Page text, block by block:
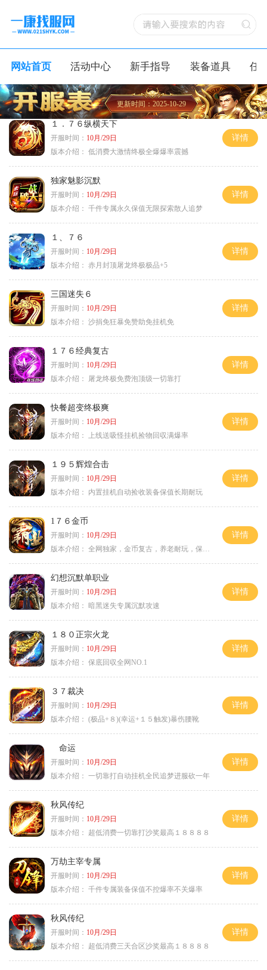
网站首页 活动中心 新手指导 装备道具 任
更新时间：2025-10-29
１．７６纵横天下
开服时间： 10月/29日
版本介绍： 低消费大激情终极全爆爆率震撼
详情
独家魅影沉默
开服时间： 10月/29日
版本介绍： 千件专属永久保值无限探索散人追梦
详情
１、７６
开服时间： 10月/29日
版本介绍： 赤月封顶屠龙终极极品+5
详情
三国迷失６
开服时间： 10月/29日
版本介绍： 沙捐免狂暴免赞助免挂机免
详情
１７６经典复古
开服时间： 10月/29日
版本介绍：
屠龙终极免费泡顶级一切靠打
详情
快餐超变终极爽
开服时间： 10月/29日
版本介绍：
上线送吸怪挂机捡物回収满爆率
详情
１９５辉煌合击
开服时间： 10月/29日
版本介绍：
内置挂机自动捡收装备保值长期耐玩
详情
1７６金币
开服时间： 10月/29日
版本介绍： 全网独家，金币复古，养老耐玩，保底回収
详情
幻想沉默单职业
开服时间： 10月/29日
版本介绍：
暗黑迷失专属沉默攻速
详情
１８０正宗火龙
开服时间： 10月/29日
版本介绍： 保底回収全网NO.1
详情
３７裁决
开服时间： 10月/29日
版本介绍： (极品+８)(幸运+１５触发)暴伤腰靴
详情
命运
开服时间： 10月/29日
版本介绍： 一切靠打自动挂机全民追梦进服砍一年
详情
秋风传纪
开服时间： 10月/29日
版本介绍：
超低消费一切靠打沙奖最高１８８８８
详情
万劫主宰专属
开服时间： 10月/29日
版本介绍： 千件专属装备保值不控爆率不关爆率
详情
秋风传纪
开服时间： 10月/29日
版本介绍：
超低消费三天合区沙奖最高１８８８８
详情